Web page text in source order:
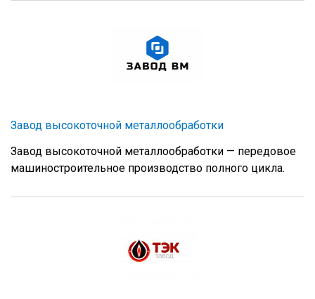
Завод высокоточной металлообработки
Завод высокоточной металлообработки — передовое
машиностроительное производство полного цикла.